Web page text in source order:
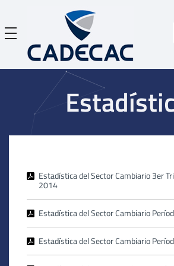
Estadística del Sector Cambiario 3er
2014
Estadística del Sector Cambiario
Estadística del Sector Cambiario